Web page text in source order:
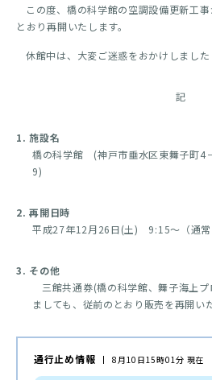
この度、橋の科学館の空調設備更新工
とおり再開いたします。
休館中は、大変ご迷惑をおかけしました
記
1. 施設名
橋の科学館 (神戸市垂水区東舞子
9)
2. 再開日時
平成27年12月26日(土) 9:15～（通常
3. その他
三館共通券(橋の科学館、舞子海上
ましても、従前のとおり販売を再開い
通行止め情報 8月10日15時01分 現在